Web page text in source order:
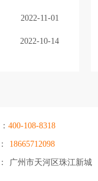
2022-11-01
2022-10-14
400-108-8318
18665712098
州市天河区珠江新城